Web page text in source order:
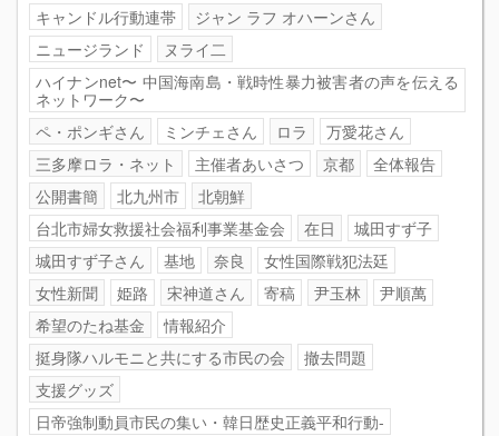
キャンドル行動連帯
ジャン ラフ オハーンさん
ニュージランド
ヌライ二
ハイナンnet〜 中国海南島・戦時性暴力被害者の声を伝える
ネットワーク〜
ペ・ポンギさん
ミンチェさん ロラ
万愛花さん
三多摩ロラ・ネット
主催者あいさつ 京都
全体報告
公開書簡
北九州市
北朝鮮
台北市婦女救援社会福利事業基金会
在日
城田すず子
城田すず子さん
基地 奈良
女性国際戦犯法廷
女性新聞
姫路 宋神道さん 寄稿 尹玉林
尹順萬
希望のたね基金
情報紹介
挺身隊ハルモニと共にする市民の会
撤去問題
支援グッズ
日帝強制動員市民の集い・韓日歴史正義平和行動-